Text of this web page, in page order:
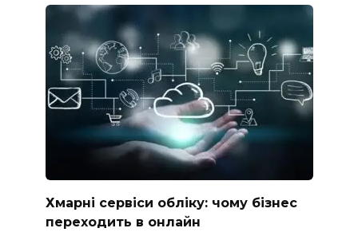
Хмарні сервіси обліку: чому бізнес
переходить в онлайн